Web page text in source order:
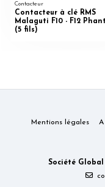
Contacteur
Contacteur à clé RMS
Malaguti F10 - F12
(5 fils)
Mentions légales
Société